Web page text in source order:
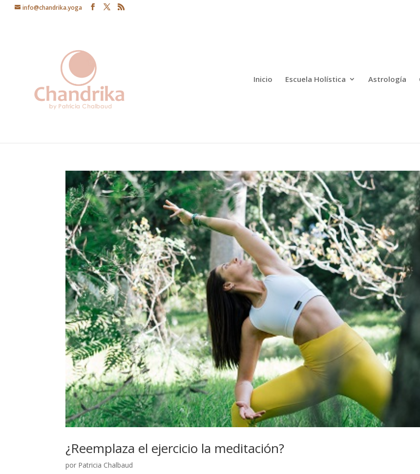
info@chandrika.yoga
Inicio Escuela Holística Astrología
¿Reemplaza el ejercicio la meditación?
por Patricia Chalbaud